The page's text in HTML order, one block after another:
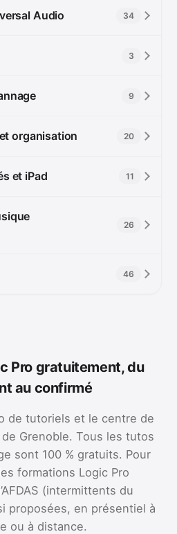
Audio 34
3
9
organisation 20
et iPad 11
26
46
Pro gratuitement, du
au confirmé
de tutoriels et le centre de
Grenoble. Tous les tutos
sont 100 % gratuits. Pour
formations Logic Pro
(intermittents du
proposées, en présentiel à
ou à distance.